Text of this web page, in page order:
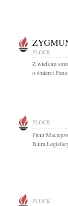
PŁOCK
Z wielkim
o śmierci
PŁOCK
Panu
Biura
PŁOCK